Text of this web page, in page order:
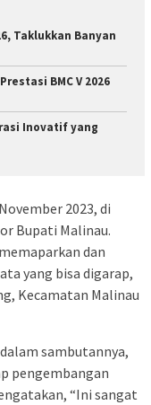
Taklukkan Banyan
BMC V 2026
Inovatif yang
2023, di
Bupati Malinau.
dan
yang bisa digarap,
Kecamatan Malinau
dalam sambutannya,
pengembangan
“Ini sangat